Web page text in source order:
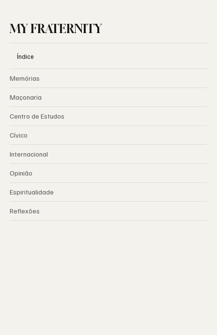
MY FRATERNITY
Índice
Memórias
Maçonaria
Centro de Estudos
Cívico
Internacional
Opinião
Espiritualidade
Reflexões